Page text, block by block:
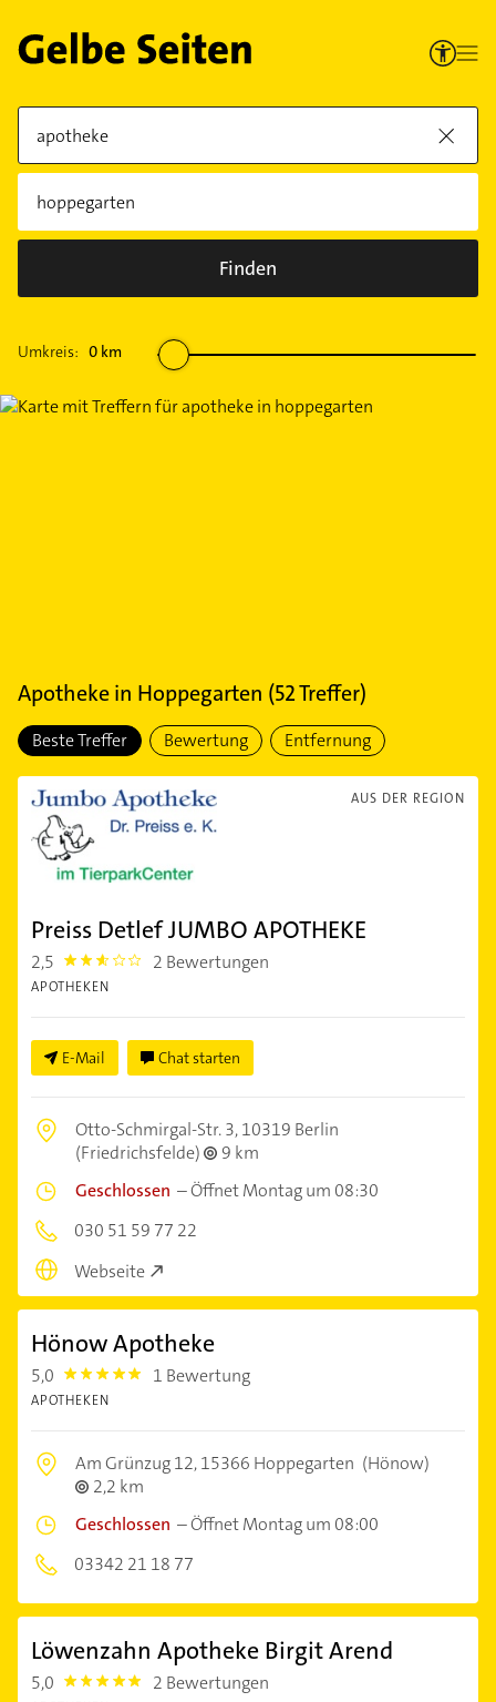
Finden
Umkreis: 0 km
Apothekein Hoppegarten (52Treffer)
Beste Treffer Bewertung Entfernung
AUS DER REGION
Preiss Detlef JUMBO APOTHEKE
2,5 2.5 2 Bewertungen
APOTHEKEN
E-Mail Chat starten
Otto-Schmirgal-Str. 3,10319 Berlin
(Friedrichsfelde)
9 km
Geschlossen –Öffnet Montag um 08:30
030 51 59 77 22
Webseite
Hönow Apotheke
5,0 5.0 1 Bewertung
APOTHEKEN
Am Grünzug 12,15366 Hoppegarten (Hönow)
2,2 km
Geschlossen –Öffnet Montag um 08:00
03342 21 18 77
Löwenzahn Apotheke Birgit Arend
5,0 5.0 2 Bewertungen